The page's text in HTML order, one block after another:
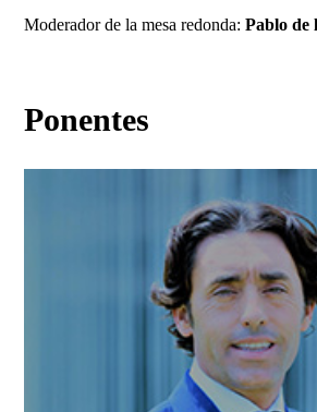
Moderador de la mesa redonda:Pablo de
Ponentes